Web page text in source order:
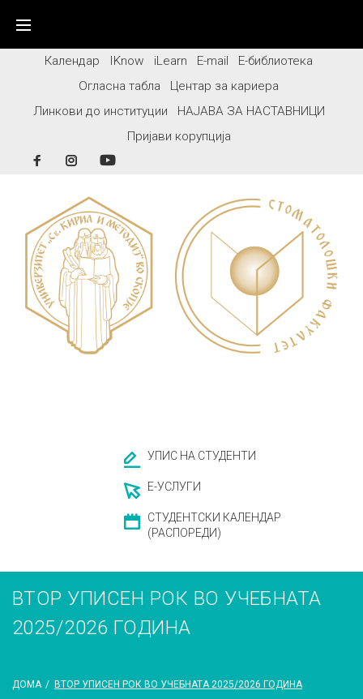
contentКалендар IKnow iLearn E-mail
Е-библиотека
Огласна табла
Центар за кариера
Линкови до институции
НАЈАВА ЗА НАСТАВНИЦИ
Пријави корупција
FacebookInstagram
УПИС НА СТУДЕНТИ
Е-УСЛУГИ
СТУДЕНТСКИ КАЛЕНДАР
(РАСПОРЕДИ)
ВТОР УПИСЕН РОК ВО УЧЕБНАТА
2025/2026 ГОДИНА
ДОМА / ВТОР УПИСЕН РОК ВО УЧЕБНАТА 2025/2026 ГОДИНА